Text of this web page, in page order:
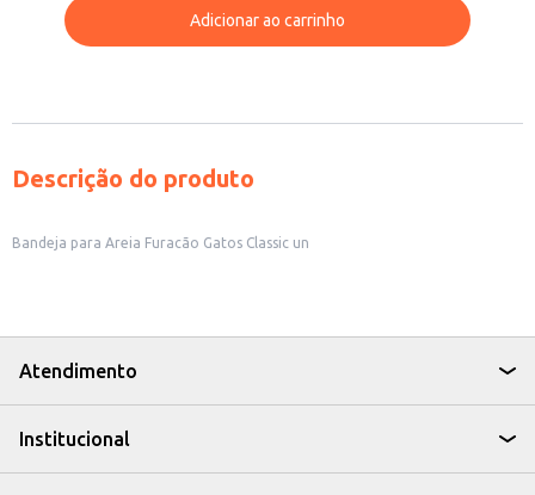
Adicionar ao carrinho
Descrição do produto
Bandeja para Areia Furacão Gatos Classic un
Atendimento
Institucional